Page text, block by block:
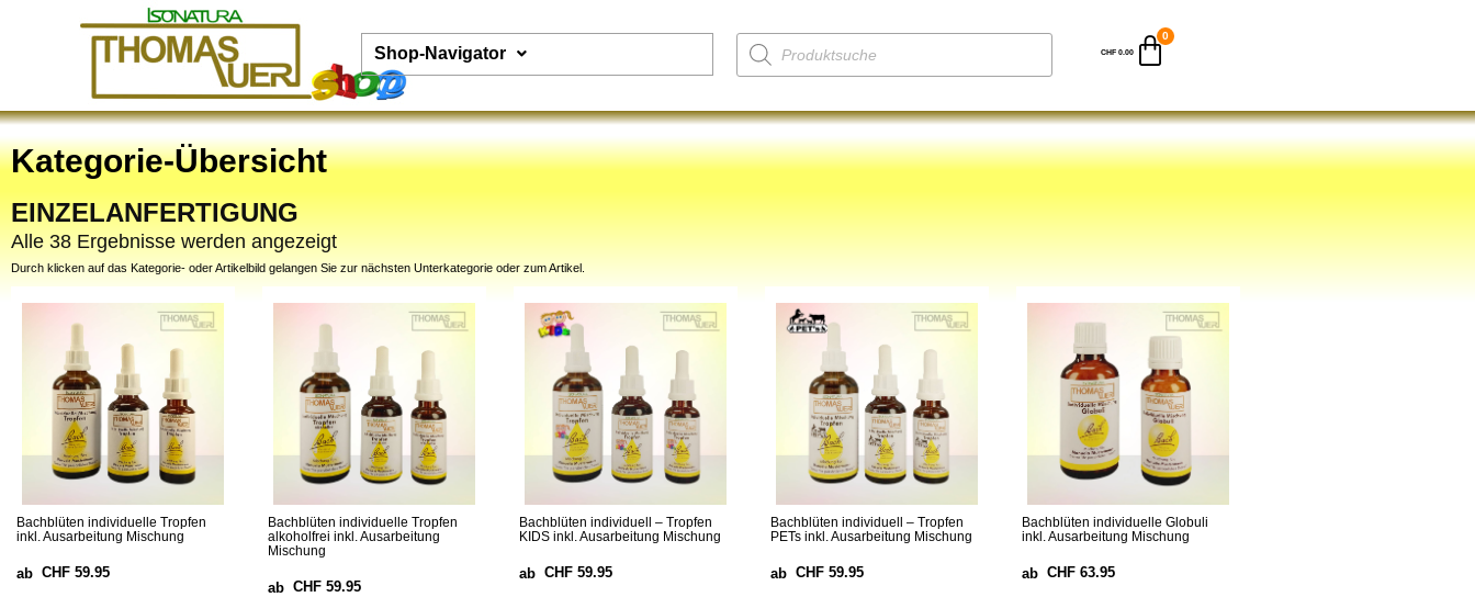
Shop-Navigator CHF0.00
Kategorie-Übersicht
EINZELANFERTIGUNG
Alle 38 Ergebnisse werden angezeigt
Durch klicken auf das Kategorie- oder Artikelbild gelangen Sie zur nächsten Unterkategorie oder zum Artikel.
Bachblüten individuelle Tropfen
inkl. Ausarbeitung Mischung
ab CHF 59.95
Bachblüten individuelle Tropfen
alkoholfrei inkl. Ausarbeitung
Mischung
ab CHF 59.95
Bachblüten individuell – Tropfen
KIDS inkl. Ausarbeitung Mischung
ab CHF 59.95
Bachblüten individuell – Tropfen
PETs inkl. Ausarbeitung Mischung
ab CHF 59.95
Bachblüten individuelle Globuli
inkl. Ausarbeitung Mischung
ab CHF 63.95